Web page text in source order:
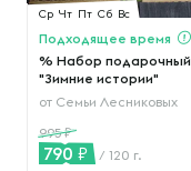
Ср Чт Пт Сб Вс
Подходящее время
% Набор подарочный
"Зимние истории"
от Семьи Лесниковых
995
790 / 120 г.